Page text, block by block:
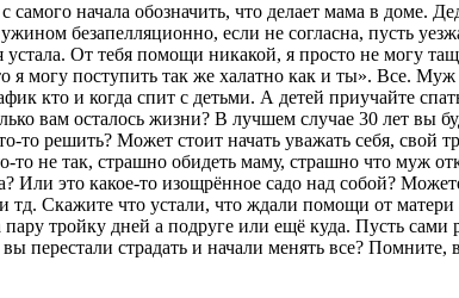
начала обозначить, что делает мама в доме.
безапелляционно, если не согласна, пусть
устала. От тебя помощи никакой, я просто не могу
могу поступить так же халатно как и ты». Все.
кто и когда спит с детьми. А детей приучайте
вам осталось жизни? В лучшем случае 30 лет вы
то решить? Может стоит начать уважать себя,
то не так, страшно обидеть маму, страшно что муж
это какое-то изощрённое садо над собой?
тд. Скажите что устали, что ждали помощи от
тройку дней а подруге или ещё куда. Пусть
перестали страдать и начали менять все?